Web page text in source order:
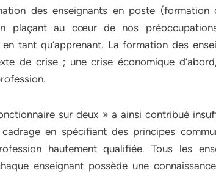
des enseignants en poste (formation
plaçant au cœur de nos
tant qu’apprenant. La formation des
de crise ; une crise économique
sur deux » a ainsi contribué
en spécifiant des principes
hautement qualifiée. Tous les
enseignant possède une